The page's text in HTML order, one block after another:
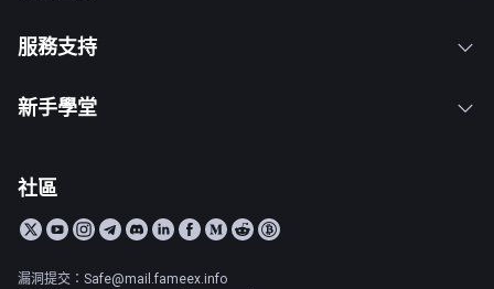
服務支持
新手學堂
社區
漏洞提交：Safe@mail.fameex.info